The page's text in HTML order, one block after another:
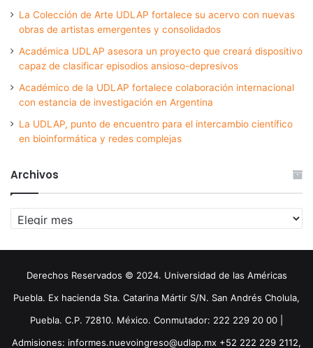
La Colección de Arte UDLAP fortalece su acervo con nuevas
obras de artistas emergentes y consolidados
Académica UDLAP asesora un proyecto que creará dispositivo
capaz de clasificar episodios ansioso-depresivos
Académico de la UDLAP fortalece colaboración internacional
con estancia de investigación en Argentina
La UDLAP, punto de encuentro para el intercambio científico
en bioinformática y redes complejas
Archivos
Archivos
Derechos Reservados © 2024. Universidad de las Américas
Puebla. Ex hacienda Sta. Catarina Mártir S/N. San Andrés Cholula,
Puebla. C.P. 72810. México. Conmutador: 222 229 20 00 |
Admisiones: informes.nuevoingreso@udlap.mx +52 222 229 2112,